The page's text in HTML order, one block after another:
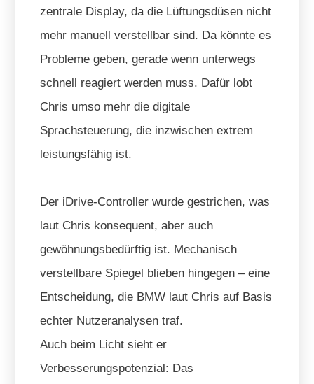
zentrale Display, da die Lüftungsdüsen nicht
mehr manuell verstellbar sind. Da könnte es
Probleme geben, gerade wenn unterwegs
schnell reagiert werden muss. Dafür lobt
Chris umso mehr die digitale
Sprachsteuerung, die inzwischen extrem
leistungsfähig ist.
Der iDrive-Controller wurde gestrichen, was
laut Chris konsequent, aber auch
gewöhnungsbedürftig ist. Mechanisch
verstellbare Spiegel blieben hingegen – eine
Entscheidung, die BMW laut Chris auf Basis
echter Nutzeranalysen traf.
Auch beim Licht sieht er
Verbesserungspotenzial: Das